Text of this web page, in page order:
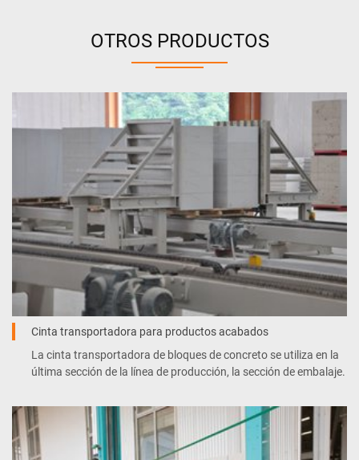
OTROS PRODUCTOS
Cinta transportadora para productos acabados
La cinta transportadora de bloques de concreto se utiliza en la
última sección de la línea de producción, la sección de embalaje.